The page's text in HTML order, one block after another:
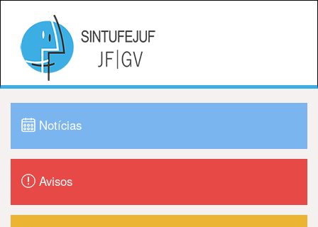
Notícias
Avisos